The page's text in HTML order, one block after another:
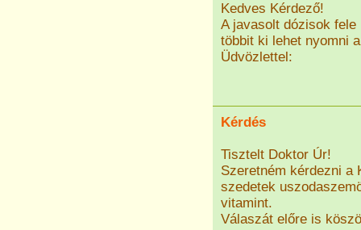
Kedves Kérdező!
A javasolt dózisok fele
többit ki lehet nyomni
Üdvözlettel:
Kérdés
Tisztelt Doktor Úr!
Szeretném kérdezni a
szedetek
vitamint.
Válaszát előre is